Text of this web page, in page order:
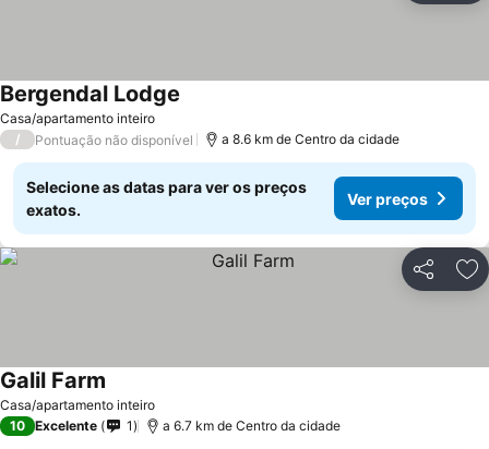
Casa/apartamento inteiro
Bergendal Lodge
/ Pontuação não disponível a 8.6 km de Centro da cidade
Selecione as datas para ver os preços
exatos.
Ver preços
Partilhar
Casa/apartamento inteiro
Galil Farm
10 Excelente 1 a 6.7 km de Centro da cidade